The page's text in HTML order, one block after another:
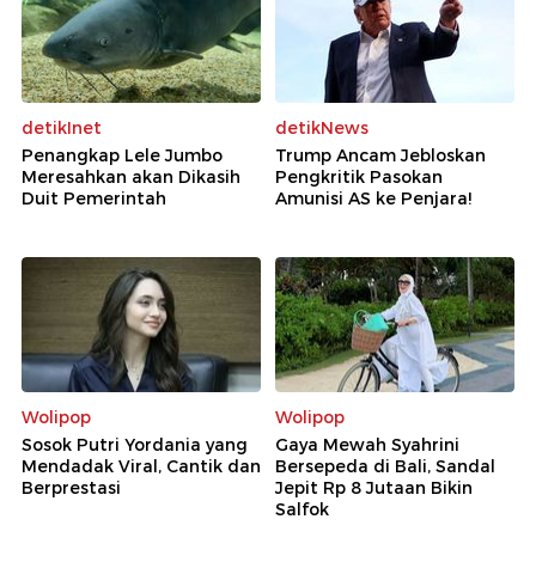
detikInet
Penangkap Lele Jumbo
Meresahkan akan Dikasih
Duit Pemerintah
detikNews
Trump Ancam Jebloskan
Pengkritik Pasokan
Amunisi AS ke Penjara!
Wolipop
Sosok Putri Yordania yang
Mendadak Viral, Cantik dan
Berprestasi
Wolipop
Gaya Mewah Syahrini
Bersepeda di Bali, Sandal
Jepit Rp 8 Jutaan Bikin
Salfok